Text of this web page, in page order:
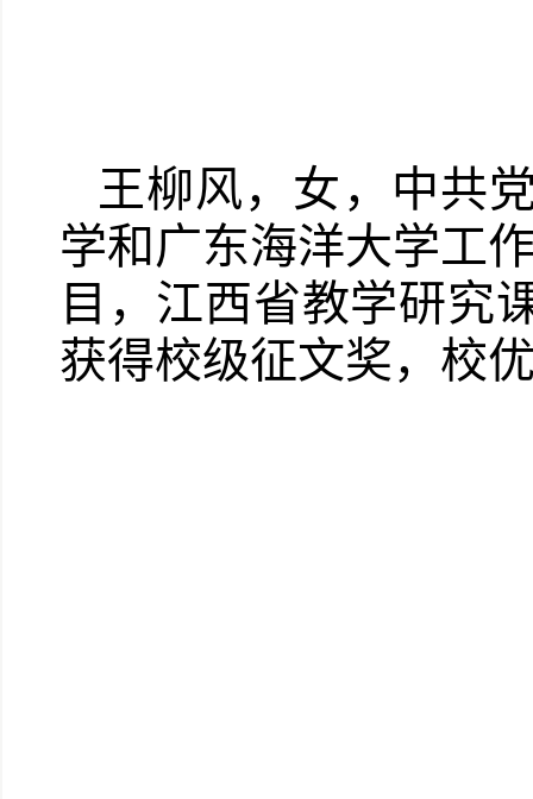
王柳风，女，中共
学和广东海洋大学工
目，江西省教学研究
获得校级征文奖，校